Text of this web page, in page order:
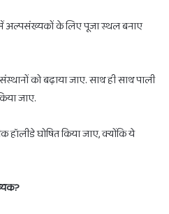
अल्पसंख्यकों के लिए पूजा स्थल बनाए
को बढ़ाया जाए. साथ ही साथ पाली
जाए.
हॉलीडे घोषित किया जाए, क्योंकि ये